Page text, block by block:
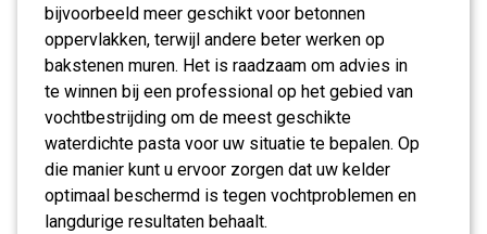
bijvoorbeeld meer geschikt voor betonnen
oppervlakken, terwijl andere beter werken op
bakstenen muren. Het is raadzaam om advies in
te winnen bij een professional op het gebied van
vochtbestrijding om de meest geschikte
waterdichte pasta voor uw situatie te bepalen. Op
die manier kunt u ervoor zorgen dat uw kelder
optimaal beschermd is tegen vochtproblemen en
langdurige resultaten behaalt.